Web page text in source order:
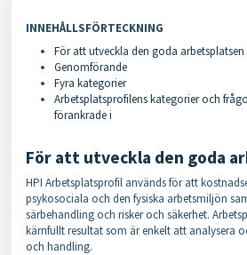
INNEHÅLLSFÖRTECKNING
För att utveckla den goda arbetsplatsen
Genomförande
Fyra kategorier
Arbetsplatsprofilens kategorier och
förankrade i
För att utveckla den goda
HPI Arbetsplatsprofil används för att
psykosociala och den fysiska arbetsmiljön
särbehandling och risker och säkerhet.
kärnfullt resultat som är enkelt att analysera
och handling.